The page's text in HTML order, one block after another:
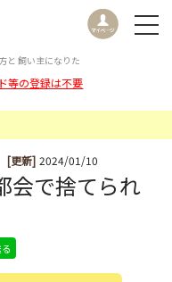
と 飼い主になりた
等の登録は不要
[更新] 2024/01/10
会で捨てられ